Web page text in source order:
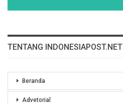
TENTANG INDONESIAPOST.NET
Beranda
Advetorial